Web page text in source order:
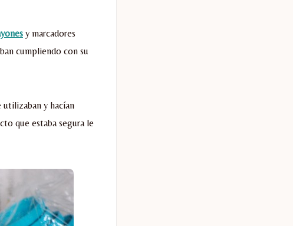
y marcadores
cumpliendo con su
utilizaban y hacían
que estaba segura le